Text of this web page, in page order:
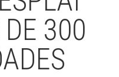
300
I JOVES